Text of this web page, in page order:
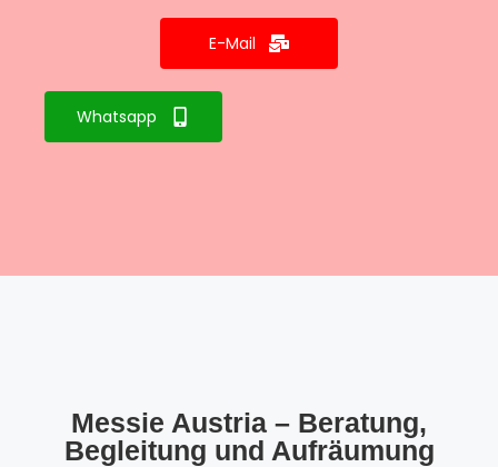
E-Mail
Whatsapp
Messie Austria – Beratung,
Begleitung und Aufräumung